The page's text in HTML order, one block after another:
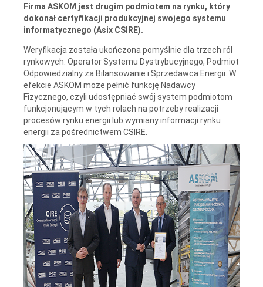
Firma ASKOM jest drugim podmiotem na rynku, który
dokonał certyfikacji produkcyjnej swojego systemu
informatycznego (Asix CSIRE).
Weryfikacja została ukończona pomyślnie dla trzech ról
rynkowych: Operator Systemu Dystrybucyjnego, Podmiot
Odpowiedzialny za Bilansowanie i Sprzedawca Energii. W
efekcie ASKOM może pełnić funkcję Nadawcy
Fizycznego, czyli udostępniać swój system podmiotom
funkcjonującym w tych rolach na potrzeby realizacji
procesów rynku energii lub wymiany informacji rynku
energii za pośrednictwem CSIRE.